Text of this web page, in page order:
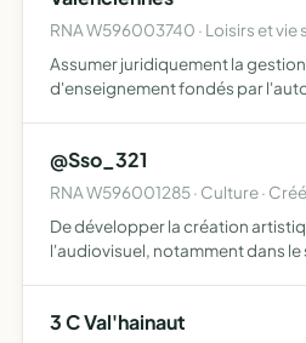
RNA W596003740 · Loisirs et vie
Assumer juridiquement la
d'enseignement fondés par
@Sso_321
RNA W596001285 · Culture ·
De développer la création
l'audiovisuel, notamment dans
3 C Val'hainaut